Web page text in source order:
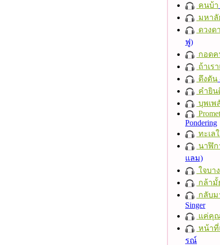
คนบ้า
มหาลั
ดวงด
ฟู)
กอดค
ถ้าเร
ดึงดัน
คำยิน
บุพเพ
Pondering
ทะเล
นาฬิก
แลม)
ใจบาง
กล้ามั้
กลับม
Singer
แค่คุ
หน้าที่
รณ์